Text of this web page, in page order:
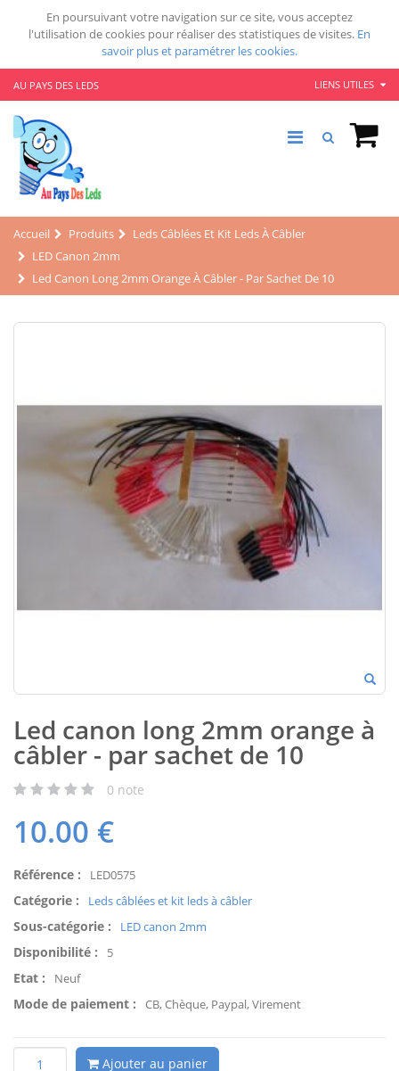
En poursuivant votre navigation sur ce site, vous acceptez
l'utilisation de cookies pour réaliser des statistiques de visites. En
savoir plus et paramétrer les cookies.
AU PAYS DES LEDS LIENS UTILES
Accueil Produits
Leds Câblées Et Kit Leds À Câbler
LED Canon 2mm
Led Canon Long 2mm Orange À Câbler - Par Sachet De 10
Led canon long 2mm orange à
câbler - par sachet de 10
0 note
10.00 €
Référence : LED0575
Catégorie : Leds câblées et kit leds à câbler
Sous-catégorie : LED canon 2mm
Disponibilité : 5
Etat : Neuf
Mode de paiement : CB, Chèque, Paypal, Virement
Ajouter au panier